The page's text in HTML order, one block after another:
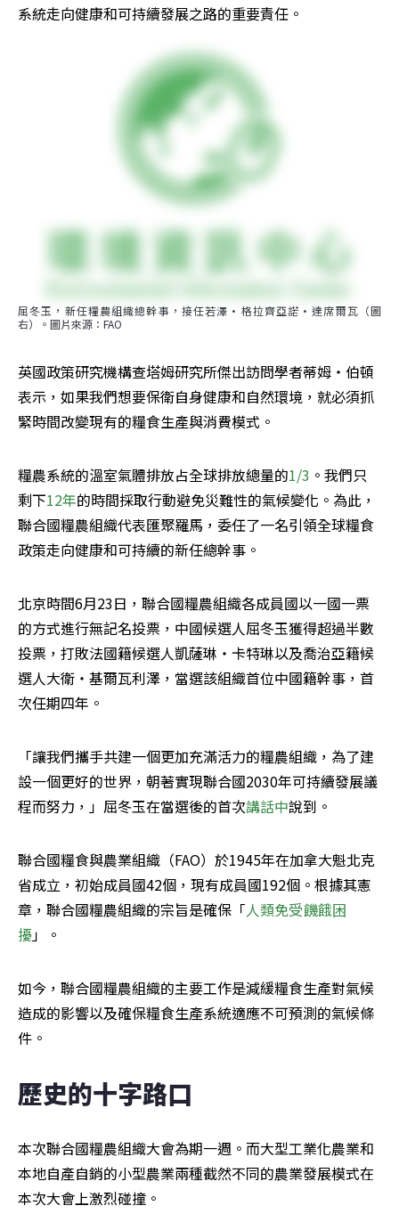
系統走向健康和可持續發展之路的重要責任。
屈冬玉，新任糧農組織總幹事，接任若澤·格拉齊亞諾·達席爾瓦（圖
右）。圖片來源：FAO
英國政策研究機構查塔姆研究所傑出訪問學者蒂姆‧伯頓
表示，如果我們想要保衛自身健康和自然環境，就必須抓
緊時間改變現有的糧食生產與消費模式。
糧農系統的溫室氣體排放占全球排放總量的1/3 。我們只
剩下12年的時間採取行動避免災難性的氣候變化。為此，
聯合國糧農組織代表匯聚羅馬，委任了一名引領全球糧食
政策走向健康和可持續的新任總幹事。
北京時間6月23日，聯合國糧農組織各成員國以一國一票
的方式進行無記名投票，中國候選人屈冬玉獲得超過半數
投票，打敗法國籍候選人凱薩琳‧卡特琳以及喬治亞籍候
選人大衛‧基爾瓦利澤，當選該組織首位中國籍幹事，首
次任期四年。
「讓我們攜手共建一個更加充滿活力的糧農組織，為了建
設一個更好的世界，朝著實現聯合國2030年可持續發展議
程而努力，」屈冬玉在當選後的首次講話中說到。
聯合國糧食與農業組織（FAO）於1945年在加拿大魁北克
省成立，初始成員國42個，現有成員國192個。根據其憲
章，聯合國糧農組織的宗旨是確保「人類免受饑餓困
擾 」。
如今，聯合國糧農組織的主要工作是減緩糧食生產對氣候
造成的影響以及確保糧食生產系統適應不可預測的氣候條
件。
歷史的十字路口
本次聯合國糧農組織大會為期一週。而大型工業化農業和
本地自產自銷的小型農業兩種截然不同的農業發展模式在
本次大會上激烈碰撞。